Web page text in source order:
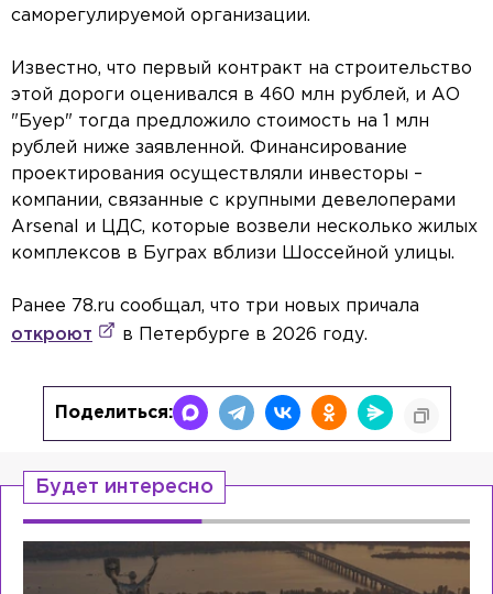
саморегулируемой организации.
Известно, что первый контракт на строительство
этой дороги оценивался в 460 млн рублей, и АО
"Буер" тогда предложило стоимость на 1 млн
рублей ниже заявленной. Финансирование
проектирования осуществляли инвесторы –
компании, связанные с крупными девелоперами
Arsenal и ЦДС, которые возвели несколько жилых
комплексов в Буграх вблизи Шоссейной улицы.
Ранее 78.ru сообщал, что три новых причала
откроют
в Петербурге в 2026 году.
Поделиться:
Будет интересно